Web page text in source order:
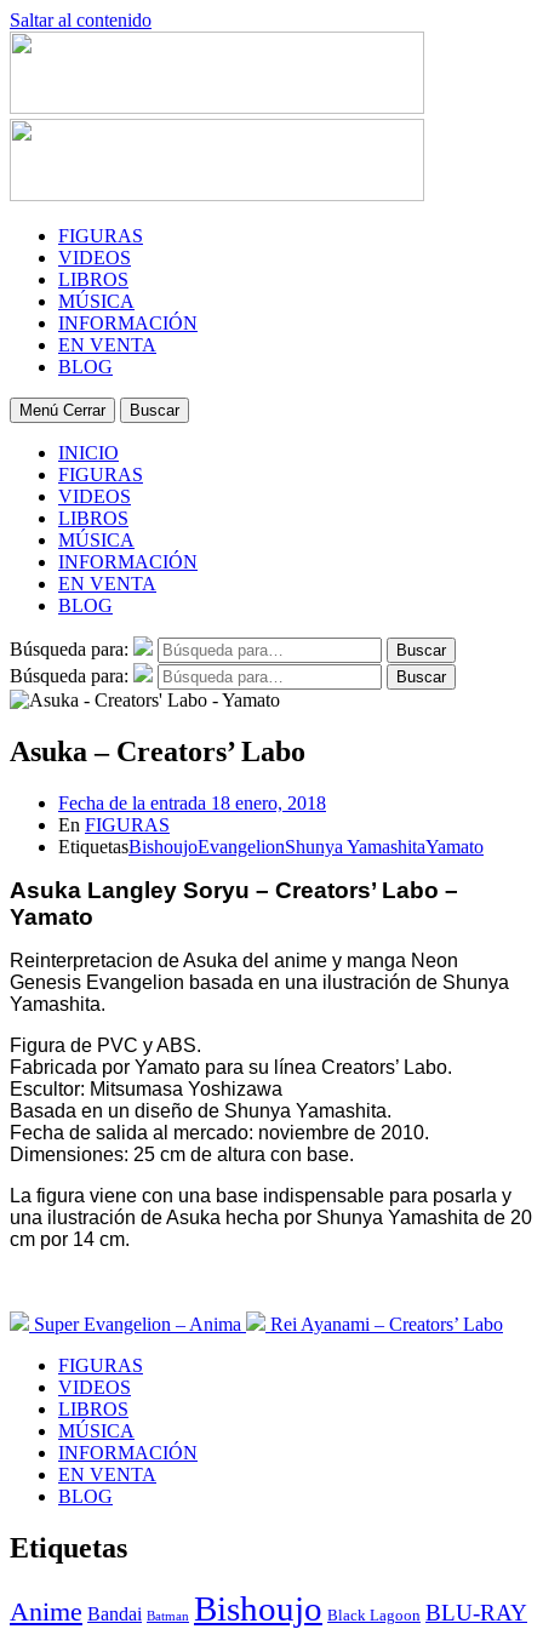
Saltar al contenido
FIGURAS
VIDEOS
LIBROS
MÚSICA
INFORMACIÓN
EN VENTA
BLOG
Menú Cerrar Buscar
INICIO
FIGURAS
VIDEOS
LIBROS
MÚSICA
INFORMACIÓN
EN VENTA
BLOG
Búsqueda para: Buscar
Búsqueda para: Buscar
Asuka – Creators’ Labo
Fecha de la entrada 18 enero, 2018
En FIGURAS
EtiquetasBishoujoEvangelionShunya YamashitaYamato
Asuka Langley Soryu – Creators’ Labo –
Yamato
Reinterpretacion de Asuka del anime y manga Neon
Genesis Evangelion basada en una ilustración de Shunya
Yamashita.
Figura de PVC y ABS.
Fabricada por Yamato para su línea Creators’ Labo.
Escultor: Mitsumasa Yoshizawa
Basada en un diseño de Shunya Yamashita.
Fecha de salida al mercado: noviembre de 2010.
Dimensiones: 25 cm de altura con base.
La figura viene con una base indispensable para posarla y
una ilustración de Asuka hecha por Shunya Yamashita de 20
cm por 14 cm.
Super Evangelion – Anima
Rei Ayanami – Creators’ Labo
FIGURAS
VIDEOS
LIBROS
MÚSICA
INFORMACIÓN
EN VENTA
BLOG
Etiquetas
Anime Bandai Batman Bishoujo Black Lagoon BLU-RAY